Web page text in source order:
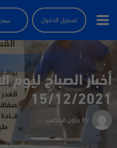
تسجيل الدخول
أخبار الصباح ليوم
15/12/2021
by براون فيلكس